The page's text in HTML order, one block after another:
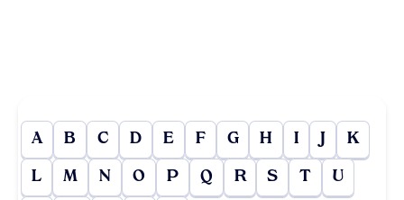
A B C D E F G H I J K
L M N O P Q R S T U